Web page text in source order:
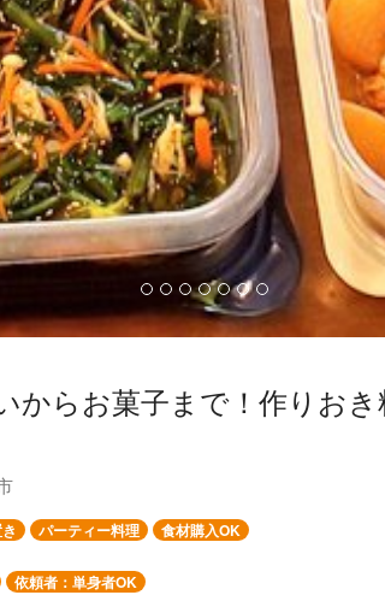
からお菓子まで！作りお
パーティー料理 食材購入OK
依頼者：単身者OK